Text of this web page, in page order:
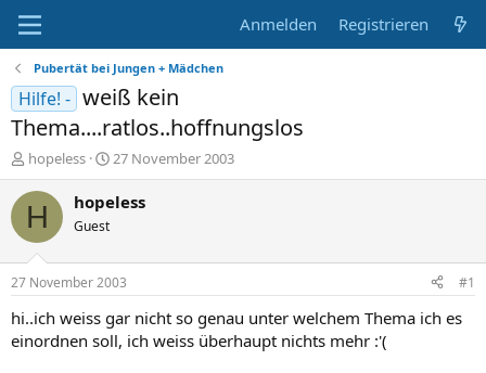
Anmelden Registrieren
Pubertät bei Jungen + Mädchen
Hilfe! - weiß kein
Thema....ratlos..hoffnungslos
E
r
s
t
e
hopeless
E
r
s
l
t
a
m
27 November 2003
H hopeless
Guest
27 November 2003 #1
hi..ich weiss gar nicht so genau unter welchem Thema ich es
einordnen soll, ich weiss überhaupt nichts mehr :'(